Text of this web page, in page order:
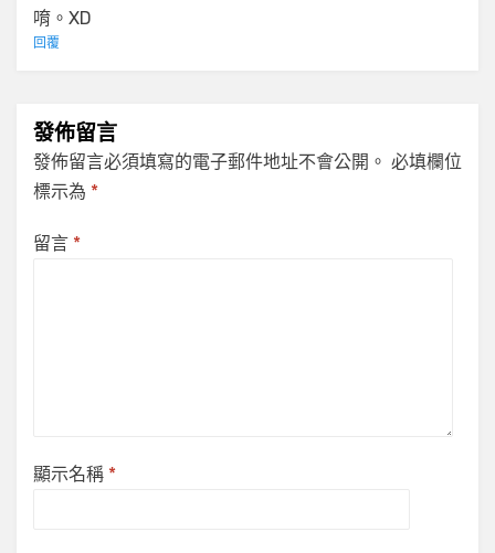
唷。XD
回覆
發佈留言
發佈留言必須填寫的電子郵件地址不會公開。 必填欄位
標示為 *
留言 *
顯示名稱 *